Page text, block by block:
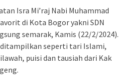
Isra Mi’raj Nabi Muhammad
di Kota Bogor yakni SDN
semarak, Kamis (22/2/2024).
seperti tari Islami,
puisi dan tausiah dari Kak